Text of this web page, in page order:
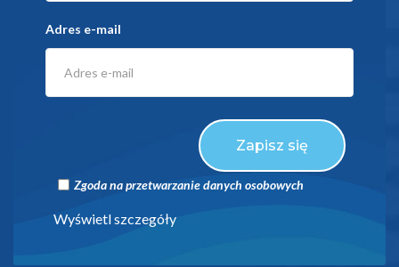
Adres e-mail
Zapisz się
Zgoda na przetwarzanie danych osobowych
Wyświetl szczegóły